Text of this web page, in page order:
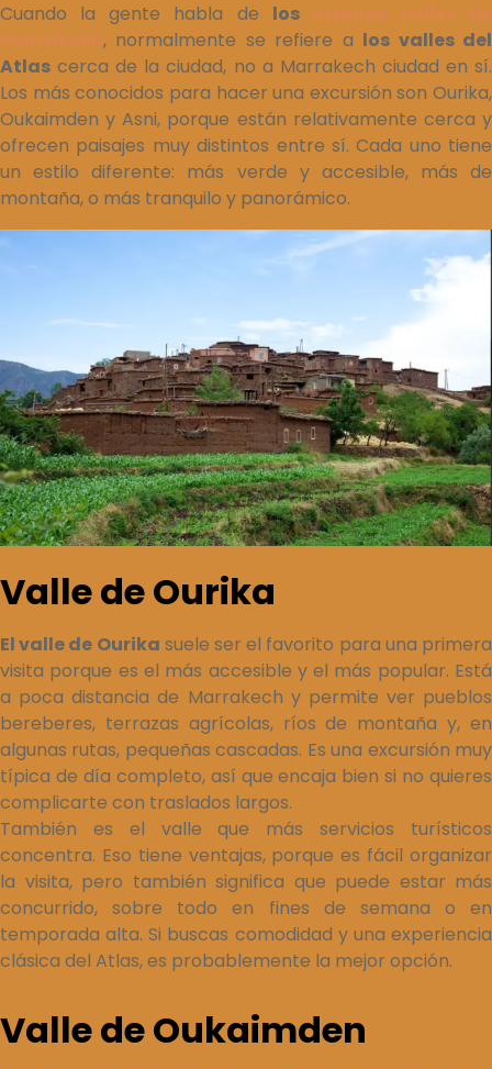
Cuando la gente habla de los
, normalmente se refiere a los valles del
Atlas cerca de la ciudad, no a Marrakech ciudad en sí.
Los más conocidos para hacer una excursión son Ourika,
Oukaimden y Asni, porque están relativamente cerca y
ofrecen paisajes muy distintos entre sí. Cada uno tiene
un estilo diferente: más verde y accesible, más de
montaña, o más tranquilo y panorámico.
Valle de Ourika
El valle de Ourika suele ser el favorito para una primera
visita porque es el más accesible y el más popular. Está
a poca distancia de Marrakech y permite ver pueblos
bereberes, terrazas agrícolas, ríos de montaña y, en
algunas rutas, pequeñas cascadas. Es una excursión muy
típica de día completo, así que encaja bien si no quieres
complicarte con traslados largos.
También es el valle que más servicios turísticos
concentra. Eso tiene ventajas, porque es fácil organizar
la visita, pero también significa que puede estar más
concurrido, sobre todo en fines de semana o en
temporada alta. Si buscas comodidad y una experiencia
clásica del Atlas, es probablemente la mejor opción.
Valle de Oukaimden